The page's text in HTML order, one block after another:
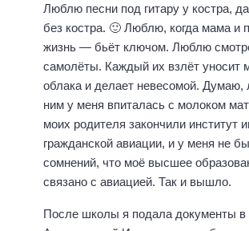
Люблю песни под гитару у костра,
без костра. 🙂 Люблю, когда мама и
жизнь — бьёт ключом. Люблю
самолёты. Каждый их взлёт уносит
облака и делает невесомой. Думаю,
ним у меня впиталась с молоком
моих родителя закончили институт
гражданской авиации, и у меня не
сомнений, что моё высшее
связано с авиацией. Так и вышло.
После школы я подала документы в